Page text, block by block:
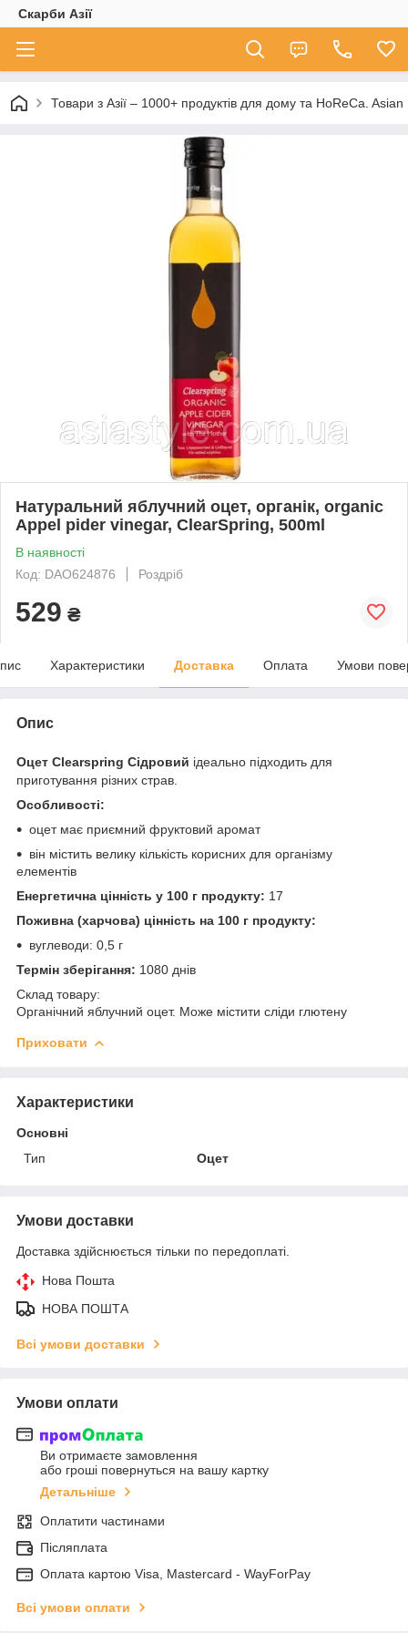
Скарби Азії
Товари з Азії – 1000+ продуктів для дому та HoReCa.
Натуральний яблучний оцет, органік, organic
Appel pider vinegar, ClearSpring, 500ml
В наявності
Код: DAO624876
Роздріб
529 ₴
Характеристики Доставка Оплата Умови
Опис
Оцет Clearspring Сідровий ідеально підходить для
приготування різних страв.
Особливості:
оцет має приємний фруктовий аромат
він містить велику кількість корисних для організму
елементів
Енергетична цінність у 100 г продукту: 17
Поживна (харчова) цінність на 100 г продукту:
вуглеводи: 0,5 г
Термін зберігання: 1080 днів
Склад товару:
Органічний яблучний оцет. Може містити сліди глютену
Приховати
Характеристики
Основні
Тип
Оцет
Умови доставки
Доставка здійснюється тільки по передоплаті.
Нова Пошта
НОВА ПОШТА
Всі умови доставки
Умови оплати
Ви отримаєте замовлення
або гроші повернуться на вашу картку
Детальніше
Оплатити частинами
Післяплата
Оплата картою Visa, Mastercard - WayForPay
Всі умови оплати